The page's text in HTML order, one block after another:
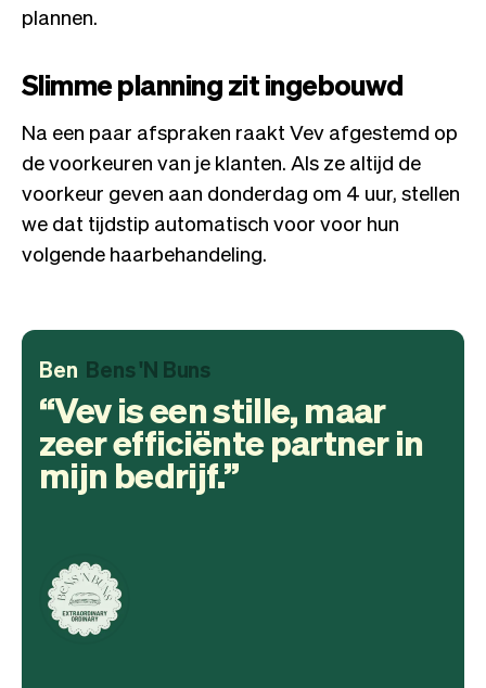
plannen.
Slimme planning zit ingebouwd
Na een paar afspraken raakt Vev afgestemd op
de voorkeuren van je klanten. Als ze altijd de
voorkeur geven aan donderdag om 4 uur, stellen
we dat tijdstip automatisch voor voor hun
volgende haarbehandeling.
Ben Bens 'N Buns
Vev is een stille, maar
zeer efficiënte partner in
mijn bedrijf.